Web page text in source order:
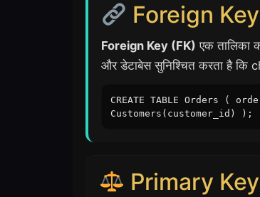
Foreign Key
Foreign Key (FK) एक तालिका
और डेटाबेस सुनिश्चित करता है कि
CREATE TABLE Orders (
Customers(customer_id) );
Primary